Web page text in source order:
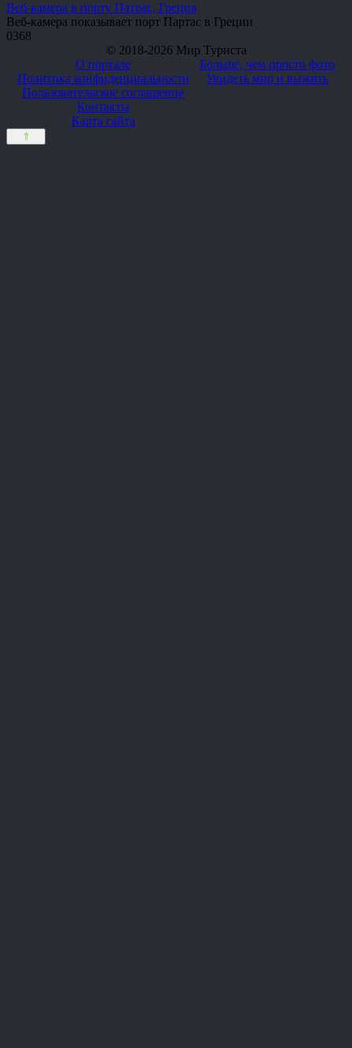
Веб-камера в порту Патрас, Греция
Веб-камера показывает порт Партас в Греции
0368
© 2018-2026 Мир Туриста
О портале
Политика конфиденциальности
Пользовательское соглашение
Контакты
Карта сайта
Больше, чем просто фото
Увидеть мир и выжить